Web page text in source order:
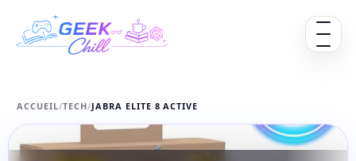
Ouvrir
ACCUEIL/TECH/JABRA ELITE 8 ACTIVE